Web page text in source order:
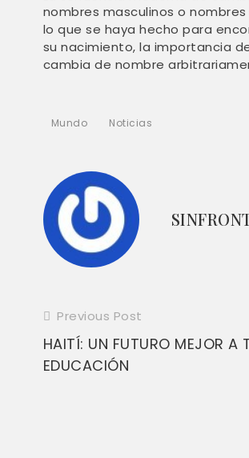
nombres masculinos o
lo que se haya hecho para
su nacimiento, la importancia
cambia de nombre
Mundo Noticias
Read
more
articles
Previous Post
HAITÍ: UN FUTURO MEJOR A
EDUCACIÓN